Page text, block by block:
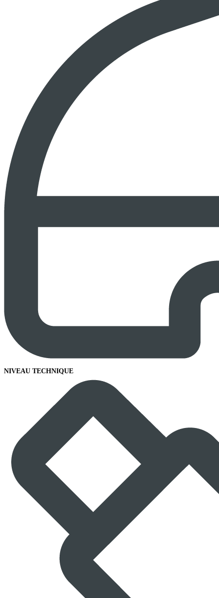
NIVEAU TECHNIQUE